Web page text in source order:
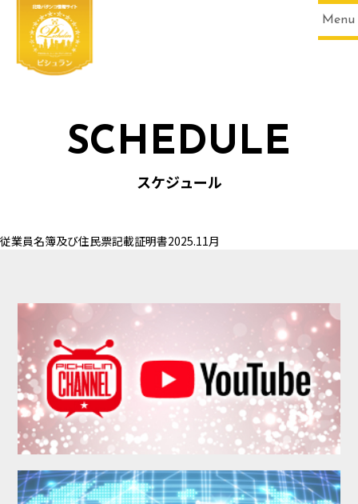
Menu
SCHEDULE
SCHEDULE
スケジュール
従業員名簿及び住民票記載証明書2025.11月